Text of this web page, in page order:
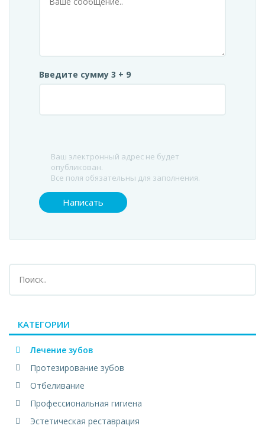
Введите сумму 3 + 9
Ваш электронный адрес не будет
опубликован.
Все поля обязательны для заполнения.
КАТЕГОРИИ
Лечение зубов
Протезирование зубов
Отбеливание
Профессиональная гигиена
Эстетическая реставрация